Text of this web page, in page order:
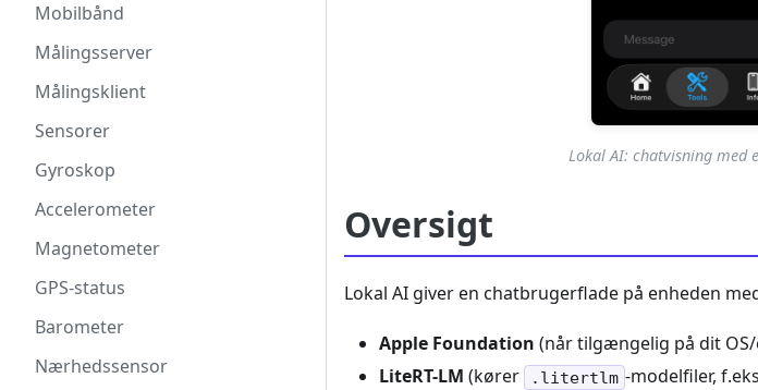
Mobilbånd
Målingsserver
Målingsklient
Sensorer
Gyroskop
Accelerometer
Magnetometer
GPS-status
Barometer
Nærhedssensor
Lokal AI: chatvisning med
Oversigt
Lokal AI giver en chatbrugerflade på enheden
Apple Foundation (når tilgængelig på dit
LiteRT-LM (kører .litertlm -modelfiler,